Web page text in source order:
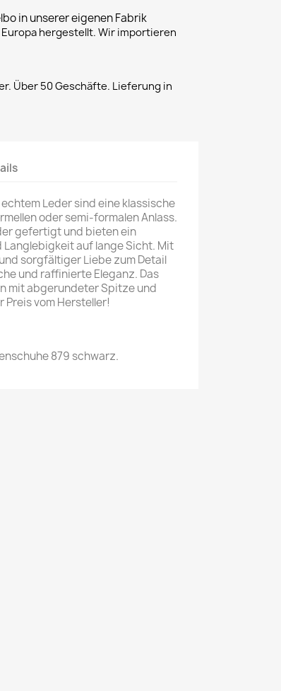
in unserer eigenen Fabrik
hergestellt. Wir importieren
Über 50 Geschäfte. Lieferung in
Leder sind eine klassische
oder semi-formalen Anlass.
gefertigt und bieten ein
auf lange Sicht. Mit
sorgfältiger Liebe zum Detail
und raffinierte Eleganz. Das
mit abgerundeter Spitze und
Preis vom Hersteller!
879 schwarz.